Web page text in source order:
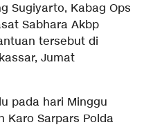
Sugiyarto, Kabag Ops
Sabhara Akbp
tersebut di
Jumat
pada hari Minggu
Karo Sarpars Polda